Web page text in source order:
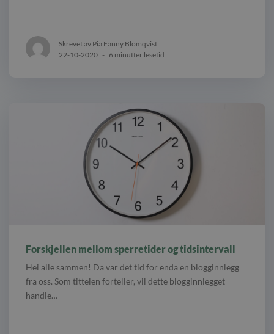
Skrevet av Pia Fanny Blomqvist
22-10-2020 - 6 minutter lesetid
Forskjellen mellom sperretider og tidsintervall
Hei alle sammen! Da var det tid for enda en blogginnlegg
fra oss. Som tittelen forteller, vil dette blogginnlegget
handle…